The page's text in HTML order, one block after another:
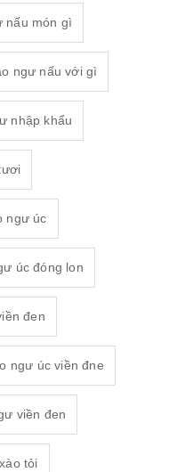
nấu món gì
ngư nấu với gì
nhập khẩu
ngư úc
úc đóng lon
đen
ngư úc viền đne
viền đen
tỏi